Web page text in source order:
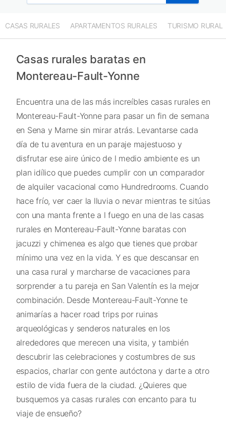
CASAS RURALES APARTAMENTOS RURALES TURISMO RURAL
Casas rurales baratas en
Montereau-Fault-Yonne
Encuentra una de las más increíbles casas rurales en
Montereau-Fault-Yonne para pasar un fin de semana
en Sena y Marne sin mirar atrás. Levantarse cada
día de tu aventura en un paraje majestuoso y
disfrutar ese aire único de l medio ambiente es un
plan idílico que puedes cumplir con un comparador
de alquiler vacacional como Hundredrooms. Cuando
hace frío, ver caer la lluvia o nevar mientras te sitúas
con una manta frente a l fuego en una de las casas
rurales en Montereau-Fault-Yonne baratas con
jacuzzi y chimenea es algo que tienes que probar
mínimo una vez en la vida. Y es que descansar en
una casa rural y marcharse de vacaciones para
sorprender a tu pareja en San Valentín es la mejor
combinación. Desde Montereau-Fault-Yonne te
animarías a hacer road trips por ruinas
arqueológicas y senderos naturales en los
alrededores que merecen una visita, y también
descubrir las celebraciones y costumbres de sus
espacios, charlar con gente autóctona y darte a otro
estilo de vida fuera de la ciudad. ¿Quieres que
busquemos ya casas rurales con encanto para tu
viaje de ensueño?